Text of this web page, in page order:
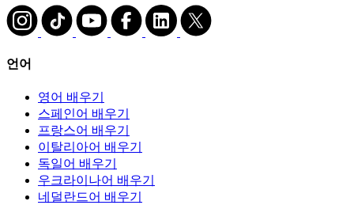
언어
영어 배우기
스페인어 배우기
프랑스어 배우기
이탈리아어 배우기
독일어 배우기
우크라이나어 배우기
네덜란드어 배우기